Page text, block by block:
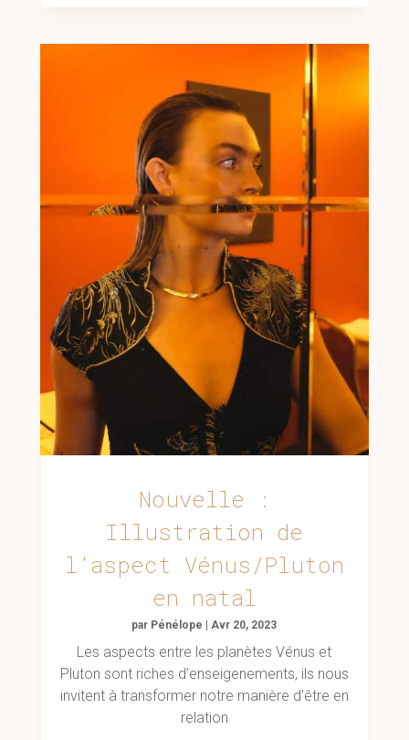
Nouvelle :
Illustration de
l’aspect Vénus/Pluton
en natal
par Pénélope |Avr 20, 2023
Les aspects entre les planètes Vénus et
Pluton sont riches d’enseigenements, ils nous
invitent à transformer notre manière d’être en
relation